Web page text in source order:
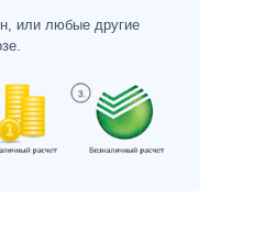
или любые другие